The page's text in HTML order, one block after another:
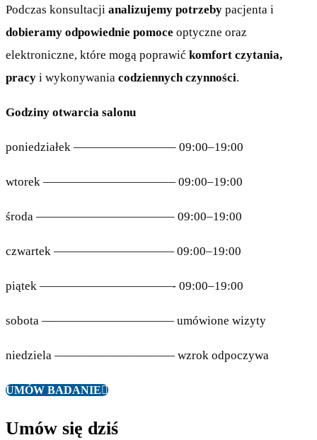
Podczas konsultacji analizujemy potrzeby pacjenta i
dobieramy odpowiednie pomoce optyczne oraz
elektroniczne, które mogą poprawić komfort czytania,
pracy i wykonywania codziennych czynności.
Godziny otwarcia salonu
poniedziałek ————————– 09:00–19:00
wtorek ——————————— 09:00–19:00
środa ———————————– 09:00–19:00
czwartek —————————— 09:00–19:00
piątek ———————————- 09:00–19:00
sobota ——————————— umówione wizyty
niedziela —————————— wzrok odpoczywa
UMÓW BADANIE
Umów się dziś